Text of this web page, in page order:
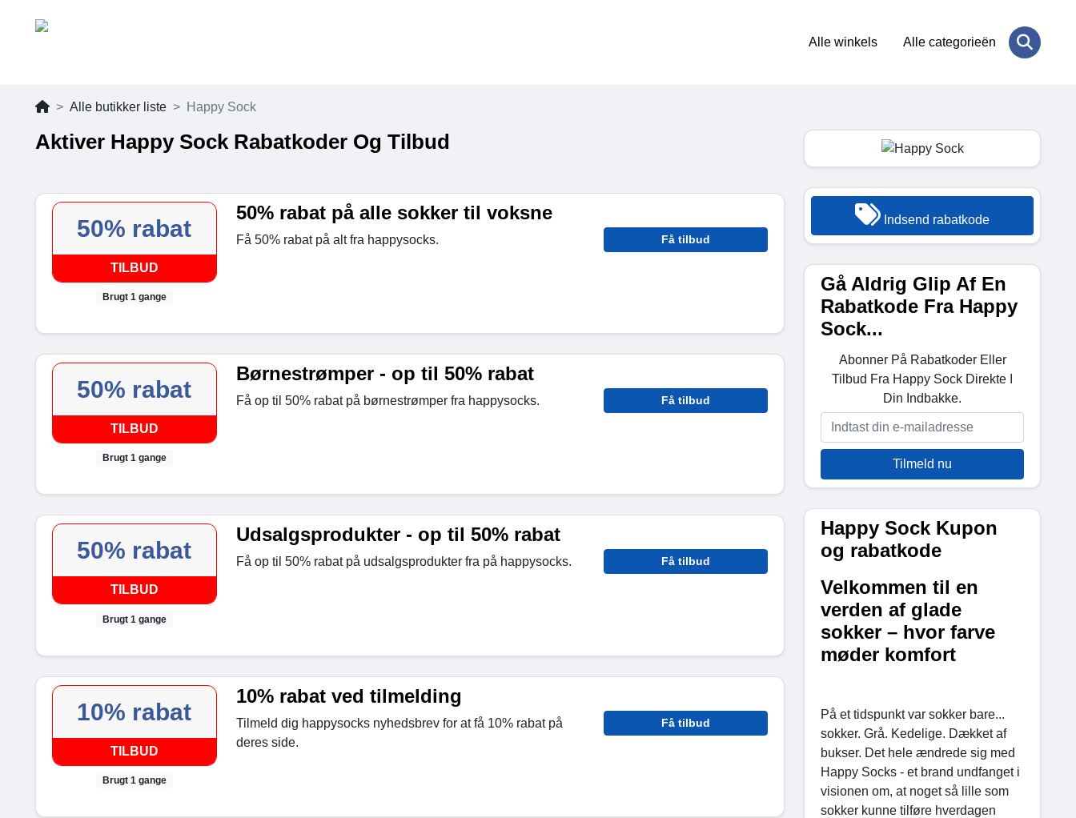
Alle winkels Alle categorieën
Alle butikker liste Happy Sock
Aktiver Happy Sock Rabatkoder Og Tilbud
50% rabat
TILBUD
Brugt 1 gange
50% rabat på alle sokker til voksne
Få 50% rabat på alt fra happysocks. Få tilbud
50% rabat
TILBUD
Brugt 1 gange
Børnestrømper - op til 50% rabat
Få op til 50% rabat på børnestrømper fra happysocks. Få tilbud
50% rabat
TILBUD
Brugt 1 gange
Udsalgsprodukter - op til 50% rabat
Få op til 50% rabat på udsalgsprodukter fra på happysocks. Få tilbud
10% rabat
TILBUD
Brugt 1 gange
10% rabat ved tilmelding
Tilmeld dig happysocks nyhedsbrev for at få 10% rabat på
deres side.
Få tilbud
Indsend rabatkode
Gå Aldrig Glip Af En
Rabatkode Fra Happy
Sock...
Abonner På Rabatkoder Eller
Tilbud Fra Happy Sock Direkte I
Din Indbakke.
Tilmeld nu
Happy Sock Kupon
og rabatkode
Velkommen til en
verden af glade
sokker – hvor farve
møder komfort
På et tidspunkt var sokker bare...
sokker. Grå. Kedelige. Dækket af
bukser. Det hele ændrede sig med
Happy Socks - et brand undfanget i
visionen om, at noget så lille som
sokker kunne tilføre hverdagen